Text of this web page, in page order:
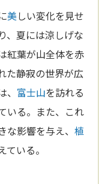
美しい変化を見せ
、夏には涼しげな
紅葉が山全体を赤
た静寂の世界が広
富士山を訪れる
いる。また、これ
な影響を与え、植
いる。